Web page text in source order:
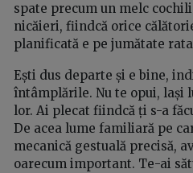
spate precum un melc
nicăieri, fiindcă orice
planificată e pe jumătate
Ești dus departe și e bine,
întâmplările. Nu te opui, lași
lor. Ai plecat fiindcă ți s-a
De acea lume familiară pe
mecanică gestuală precisă,
oarecum important. Te-ai